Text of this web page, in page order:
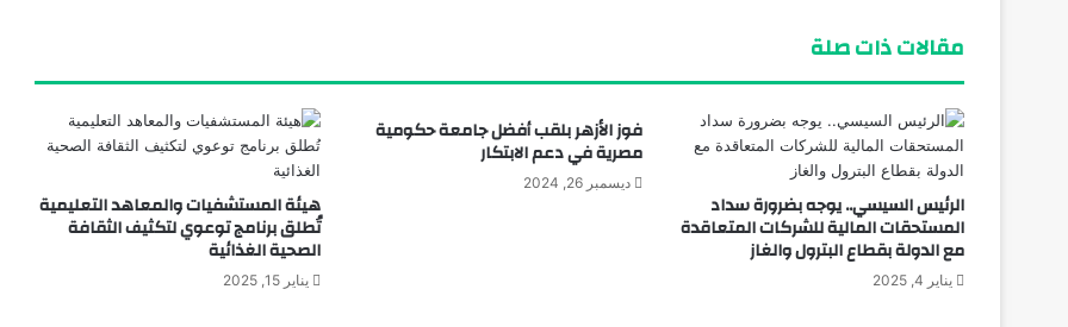
مقالات ذات صلة
الرئيس السيسي.. يوجه بضرورة سداد
المستحقات المالية للشركات المتعاقدة
مع الدولة بقطاع البترول والغاز
يناير 4, 2025
فوز الأزهر بلقب أفضل جامعة حكومية
مصرية في دعم الابتكار
ديسمبر 26, 2024
هيئة المستشفيات والمعاهد التعليمية
تُطلق برنامج توعوي لتكثيف الثقافة
الصحية الغذائية
يناير 15, 2025